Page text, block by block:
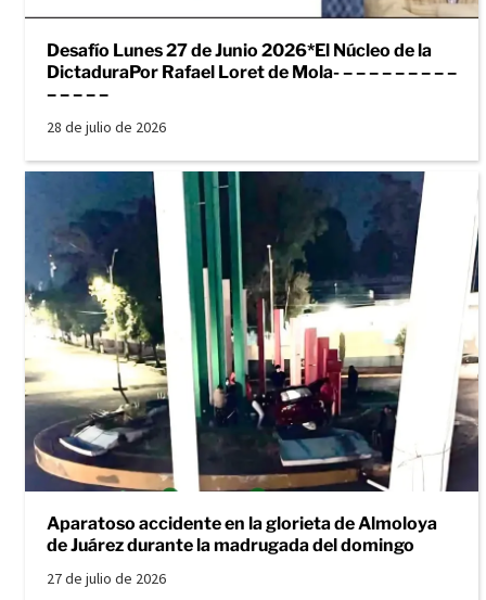
Desafío Lunes 27 de Junio 2026*El Núcleo de la
DictaduraPor Rafael Loret de Mola- – – – – – – – – –
– – – – –
28 de julio de 2026
Aparatoso accidente en la glorieta de Almoloya
de Juárez durante la madrugada del domingo
27 de julio de 2026